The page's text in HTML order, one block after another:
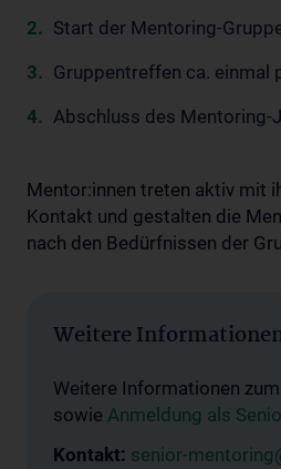
Start der Mentoring-
Gruppentreffen ca. einmal
Abschluss des Mentoring-
Mentor:innen treten aktiv mit
Kontakt und gestalten die
nach den Bedürfnissen der
Weitere
Weitere Informationen
sowie Anmeldung als
Kontakt: senior-